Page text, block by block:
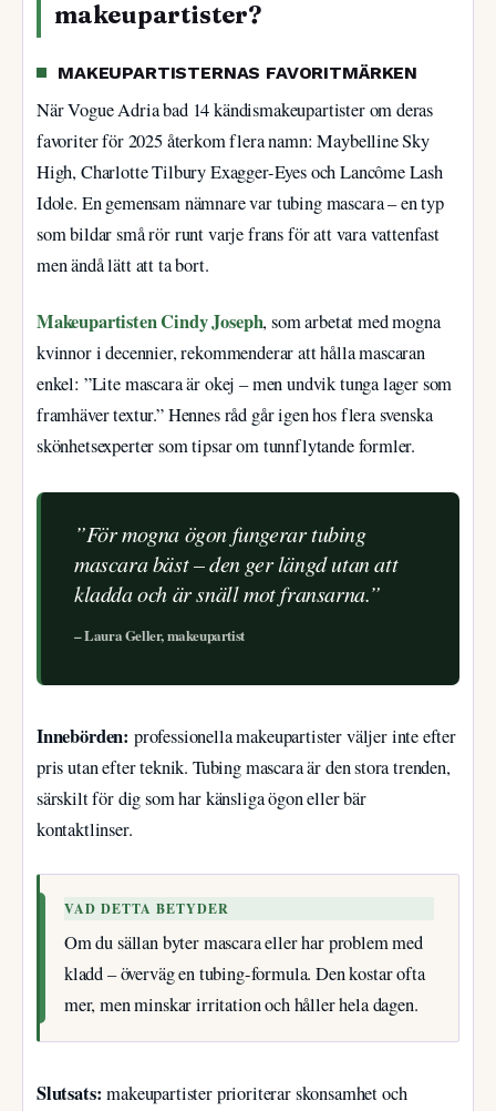
makeupartister?
MAKEUPARTISTERNAS FAVORITMÄRKEN
När Vogue Adria bad 14 kändismakeupartister om deras
favoriter för 2025 återkom flera namn: Maybelline Sky
High, Charlotte Tilbury Exagger-Eyes och Lancôme Lash
Idole. En gemensam nämnare var tubing mascara – en typ
som bildar små rör runt varje frans för att vara vattenfast
men ändå lätt att ta bort.
Makeupartisten Cindy Joseph, som arbetat med mogna
kvinnor i decennier, rekommenderar att hålla mascaran
enkel: ”Lite mascara är okej – men undvik tunga lager som
framhäver textur.” Hennes råd går igen hos flera svenska
skönhetsexperter som tipsar om tunnflytande formler.
”För mogna ögon fungerar tubing
mascara bäst – den ger längd utan att
kladda och är snäll mot fransarna.”
– Laura Geller, makeupartist
Innebörden: professionella makeupartister väljer inte efter
pris utan efter teknik. Tubing mascara är den stora trenden,
särskilt för dig som har känsliga ögon eller bär
kontaktlinser.
VAD DETTA BETYDER
Om du sällan byter mascara eller har problem med
kladd – överväg en tubing-formula. Den kostar ofta
mer, men minskar irritation och håller hela dagen.
Slutsats: makeupartister prioriterar skonsamhet och